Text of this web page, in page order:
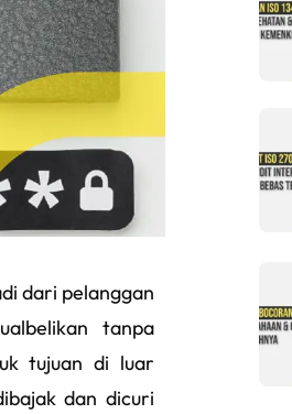
dari pelanggan
tanpa
tujuan di luar
dan dicuri